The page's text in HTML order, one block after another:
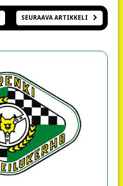
SEURAAVA ARTIKKELI